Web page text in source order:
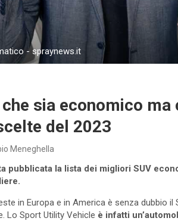
- spraynews.it
che sia economico
del 2023
Meneghella
pubblicata la lista dei migliori SUV
in Europa e in America è senza dubbio
Lo Sport Utility Vehicle è infatti